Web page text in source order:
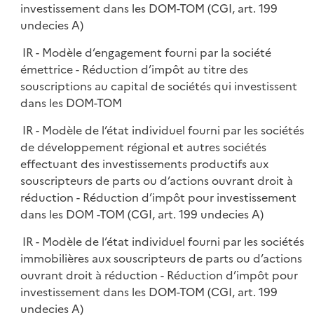
investissement dans les DOM-TOM (CGI, art. 199
undecies A)
IR - Modèle d’engagement fourni par la société
émettrice - Réduction d’impôt au titre des
souscriptions au capital de sociétés qui investissent
dans les DOM-TOM
IR - Modèle de l’état individuel fourni par les sociétés
de développement régional et autres sociétés
effectuant des investissements productifs aux
souscripteurs de parts ou d’actions ouvrant droit à
réduction - Réduction d’impôt pour investissement
dans les DOM -TOM (CGI, art. 199 undecies A)
IR - Modèle de l’état individuel fourni par les sociétés
immobilières aux souscripteurs de parts ou d’actions
ouvrant droit à réduction - Réduction d’impôt pour
investissement dans les DOM-TOM (CGI, art. 199
undecies A)